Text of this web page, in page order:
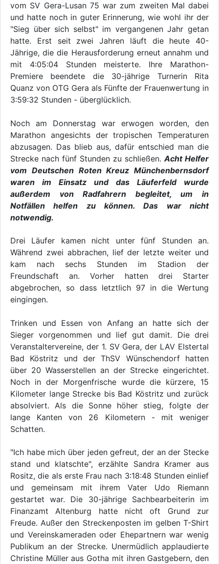
vom SV Gera-Lusan 75 war zum zweiten Mal dabei
und hatte noch in guter Erinnerung, wie wohl ihr der
"Sieg über sich selbst" im vergangenen Jahr getan
hatte. Erst seit zwei Jahren läuft die heute 40-
Jährige, die die Herausforderung erneut annahm und
mit 4:05:04 Stunden meisterte. Ihre Marathon-
Premiere beendete die 30-jährige Turnerin Rita
Quanz von OTG Gera als Fünfte der Frauenwertung in
3:59:32 Stunden - überglücklich.
Noch am Donnerstag war erwogen worden, den
Marathon angesichts der tropischen Temperaturen
abzusagen. Das blieb aus, dafür entschied man die
Strecke nach fünf Stunden zu schließen. Acht Helfer
vom Deutschen Roten Kreuz Münchenbernsdorf
waren im Einsatz und das Läuferfeld wurde
außerdem von Radfahrern begleitet, um in
Notfällen helfen zu können. Das war nicht
notwendig.
Drei Läufer kamen nicht unter fünf Stunden an.
Während zwei abbrachen, lief der letzte weiter und
kam nach sechs Stunden im Stadion der
Freundschaft an. Vorher hatten drei Starter
abgebrochen, so dass letztlich 97 in die Wertung
eingingen.
Trinken und Essen von Anfang an hatte sich der
Sieger vorgenommen und lief gut damit. Die drei
Veranstaltervereine, der 1. SV Gera, der LAV Elstertal
Bad Köstritz und der ThSV Wünschendorf hatten
über 20 Wasserstellen an der Strecke eingerichtet.
Noch in der Morgenfrische wurde die kürzere, 15
Kilometer lange Strecke bis Bad Köstritz und zurück
absolviert. Als die Sonne höher stieg, folgte der
lange Kanten von 26 Kilometern - mit weniger
Schatten.
"Ich habe mich über jeden gefreut, der an der Stecke
stand und klatschte", erzählte Sandra Kramer aus
Rositz, die als erste Frau nach 3:18:48 Stunden einlief
und gemeinsam mit ihrem Vater Udo Riemann
gestartet war. Die 30-jährige Sachbearbeiterin im
Finanzamt Altenburg hatte nicht oft Grund zur
Freude. Außer den Streckenposten im gelben T-Shirt
und Vereinskameraden oder Ehepartnern war wenig
Publikum an der Strecke. Unermüdlich applaudierte
Christine Müller aus Gotha mit ihren Gastgebern, den